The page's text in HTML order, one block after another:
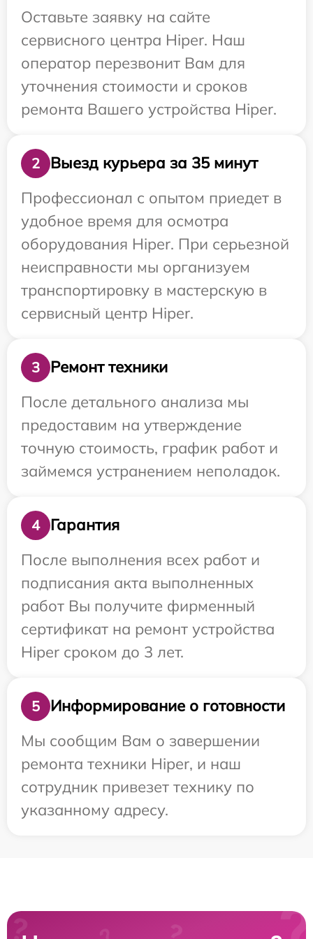
Оставьте заявку на сайте
сервисного центра Hiper. Наш
оператор перезвонит Вам для
уточнения стоимости и сроков
ремонта Вашего устройства Hiper.
2
Выезд курьера за 35 минут
Профессионал с опытом приедет в
удобное время для осмотра
оборудования Hiper. При серьезной
неисправности мы организуем
транспортировку в мастерскую в
сервисный центр Hiper.
3
Ремонт техники
После детального анализа мы
предоставим на утверждение
точную стоимость, график работ и
займемся устранением неполадок.
4
Гарантия
После выполнения всех работ и
подписания акта выполненных
работ Вы получите фирменный
сертификат на ремонт устройства
Hiper сроком до 3 лет.
5
Информирование о готовности
Мы сообщим Вам о завершении
ремонта техники Hiper, и наш
сотрудник привезет технику по
указанному адресу.